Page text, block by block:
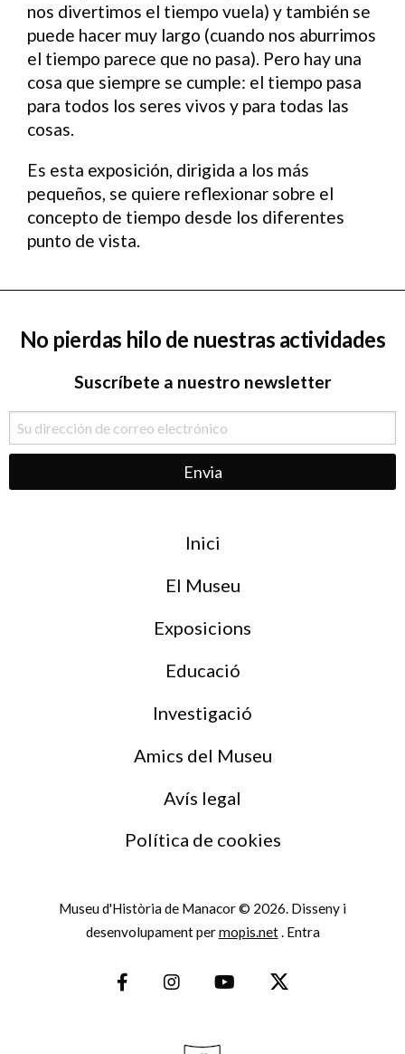
nos divertimos el tiempo vuela) y también se
puede hacer muy largo (cuando nos aburrimos
el tiempo parece que no pasa). Pero hay una
cosa que siempre se cumple: el tiempo pasa
para todos los seres vivos y para todas las
cosas.
Es esta exposición, dirigida a los más
pequeños, se quiere reflexionar sobre el
concepto de tiempo desde los diferentes
punto de vista.
No pierdas hilo de nuestras actividades
Suscríbete a nuestro newsletter
Inici
El Museu
Exposicions
Educació
Investigació
Amics del Museu
Avís legal
Política de cookies
Museu d'Història de Manacor © 2026. Disseny i
desenvolupament permopis.net. Entra